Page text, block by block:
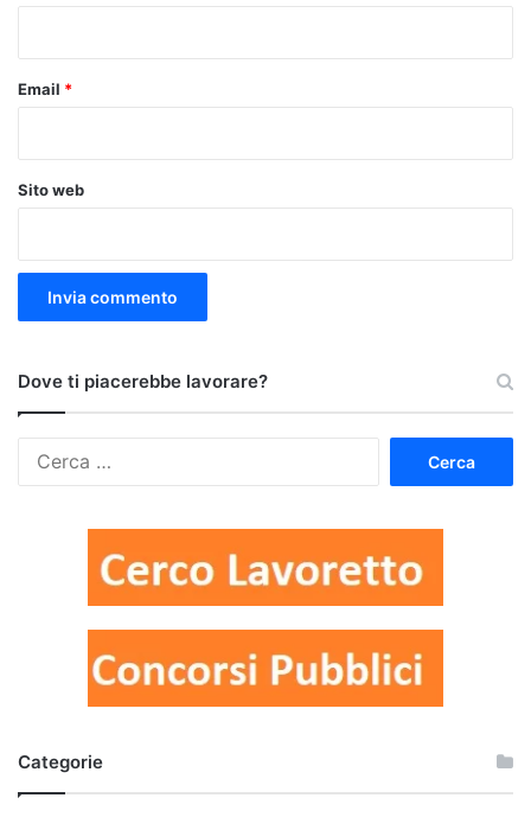
Email *
Sito web
Dove ti piacerebbe lavorare?
Categorie